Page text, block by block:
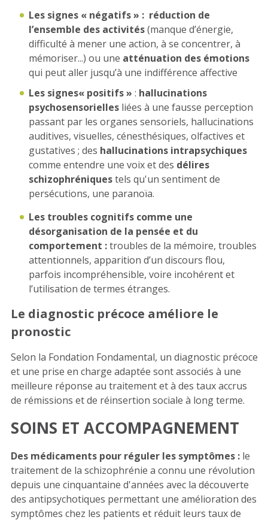
Les signes « négatifs » : réduction de
l’ensemble des activités(manque d’énergie,
difficulté à mener une action, à se concentrer, à
mémoriser...) ou une atténuation des émotions
qui peut aller jusqu’à une indifférence affective
Les signes« positifs » : hallucinations
psychosensoriellesliées à une fausse perception
passant par les organes sensoriels, hallucinations
auditives, visuelles, cénesthésiques, olfactives et
gustatives ; des hallucinations intrapsychiques
comme entendre une voix et des délires
schizophréniquestels qu'un sentiment de
persécutions, une paranoïa.
Les troubles cognitifs comme une
désorganisation de la pensée et du
comportement :troubles de la mémoire, troubles
attentionnels, apparition d’un discours flou,
parfois incompréhensible, voire incohérent et
l’utilisation de termes étranges.
Le diagnostic précoce améliore le
pronostic
Selon la Fondation Fondamental, un diagnostic précoce
et une prise en charge adaptée sont associés à une
meilleure réponse au traitement et à des taux accrus
de rémissions et de réinsertion sociale à long terme.
SOINS ET ACCOMPAGNEMENT
Des médicaments pour réguler les symptômes : le
traitement de la schizophrénie a connu une révolution
depuis une cinquantaine d'années avec la découverte
des antipsychotiques permettant une amélioration des
symptômes chez les patients et réduit leurs taux de